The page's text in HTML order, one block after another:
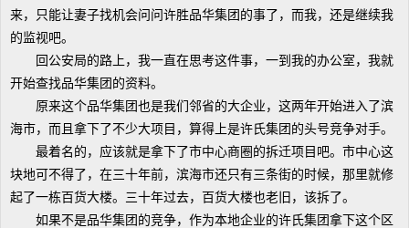
来，只能让妻子找机会问问许胜品华集团的事了，而我，还是继续我
的监视吧。
回公安局的路上，我一直在思考这件事，一到我的办公室，我就
开始查找品华集团的资料。
原来这个品华集团也是我们邻省的大企业，这两年开始进入了滨
海市，而且拿下了不少大项目，算得上是许氏集团的头号竞争对手。
最着名的，应该就是拿下了市中心商圈的拆迁项目吧。市中心这
块地可不得了，在三十年前，滨海市还只有三条街的时候，那里就修
起了一栋百货大楼。三十年过去，百货大楼也老旧，该拆了。
如果不是品华集团的竞争，作为本地企业的许氏集团拿下这个区